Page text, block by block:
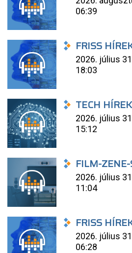
06:39
FRISS
2026. július
18:03
TECH HÍREK
2026. július
15:12
FILM-
2026. július
11:04
FRISS
2026. július
06:28